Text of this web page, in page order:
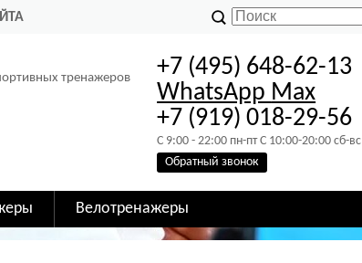
тренажеров
+7 (495) 648-62-13
WhatsApp Max
+7 (919) 018-29-56
C 9:00 - 22:00 пн-пт C 10:00-20:00 сб-вс
Обратный звонок
Велотренажеры